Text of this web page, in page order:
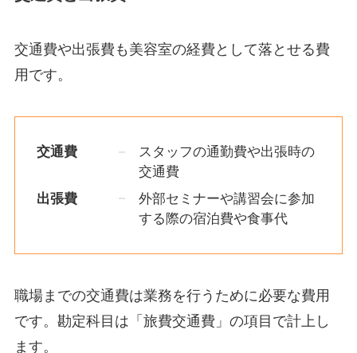
交通費や出張費も美容室の経費として落とせる費
用です。
交通費
スタッフの通勤費や出張時の
交通費
出張費
外部セミナーや講習会に参加
する際の宿泊費や食事代
職場までの交通費は業務を行うために必要な費用
です。勘定科目は「旅費交通費」の項目で計上し
ます。